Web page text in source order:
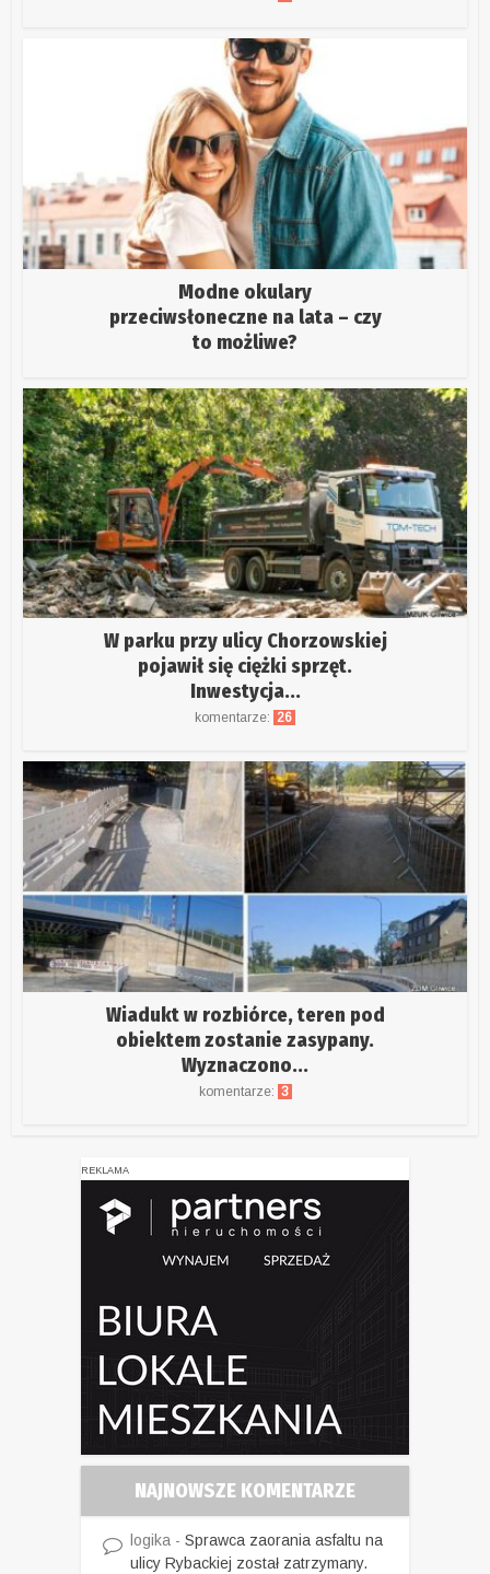
Modne okulary
przeciwsłoneczne na lata – czy
to możliwe?
W parku przy ulicy Chorzowskiej
pojawił się ciężki sprzęt.
Inwestycja...
komentarze: 26
Wiadukt w rozbiórce, teren pod
obiektem zostanie zasypany.
Wyznaczono...
komentarze: 3
REKLAMA
NAJNOWSZE KOMENTARZE
logika - Sprawca zaorania asfaltu na
ulicy Rybackiej został zatrzymany.